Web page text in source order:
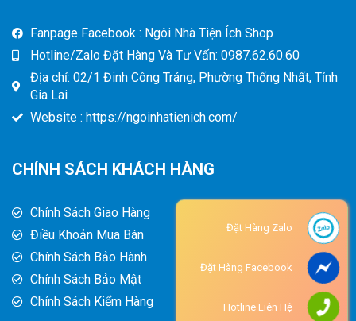
Fanpage Facebook : Ngôi Nhà Tiện Ích Shop
Hotline/Zalo Đặt Hàng Và Tư Vấn: 0987.62.60.60
Địa chỉ: 02/1 Đinh Công Tráng, Phường Thống Nhất, Tỉnh
Gia Lai
Website : https://ngoinhatienich.com/
CHÍNH SÁCH KHÁCH HÀNG
Chính Sách Giao Hàng
Điều Khoản Mua Bán
Chính Sách Bảo Hành
Chính Sách Bảo Mật
Chính Sách Kiểm Hàng
Đặt Hàng Zalo
Đặt Hàng Facebook
Hotline Liên Hệ